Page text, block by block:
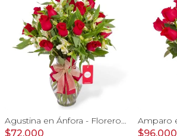
$72.000 $96.000